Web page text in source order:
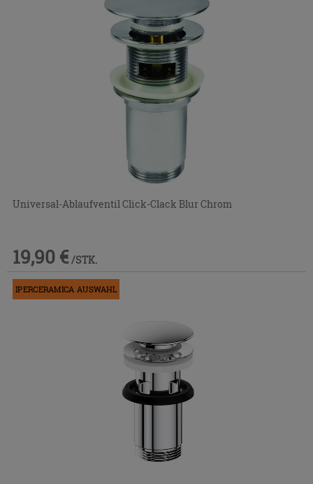
Universal-Ablaufventil Click-Clack Blur Chrom
19,90 € /STK.
IPERCERAMICA AUSWAHL